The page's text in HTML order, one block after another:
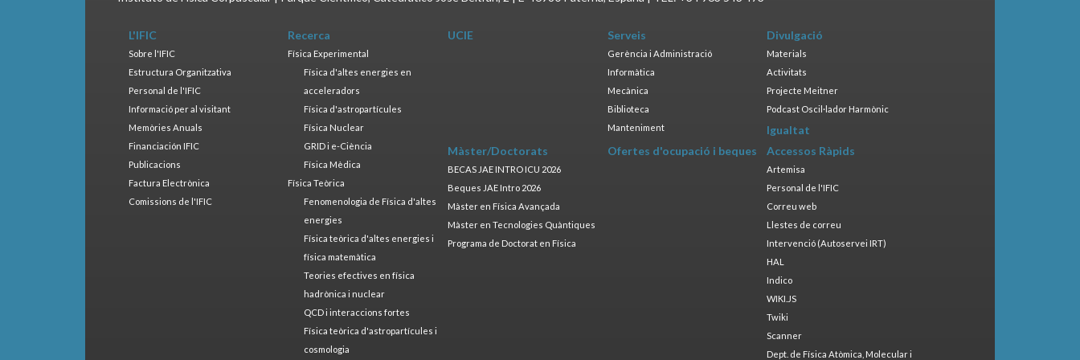
L'IFIC
Sobre l'IFIC
Estructura Organitzativa
Personal de l'IFIC
Informació per al visitant
Memòries Anuals
Financiación IFIC
Publicacions
Factura Electrònica
Comissions de l'IFIC
Recerca
Física Experimental
Física d'altes energies en
acceleradors
Física d'astropartícules
Física Nuclear
GRID i e-Ciència
Física Mèdica
Física Teòrica
Fenomenologia de Física d'altes
energies
Física teòrica d'altes energies i
física matemàtica
Teories efectives en física
hadrònica i nuclear
QCD i interaccions fortes
Física teòrica d'astropartícules i
cosmologia
UCIE Serveis
Gerència i Administració
Informàtica
Mecànica
Biblioteca
Manteniment
Divulgació
Materials
Activitats
Projecte Meitner
Podcast Oscil·lador Harmònic
Igualtat
Màster/Doctorats
BECAS JAE INTRO ICU 2026
Beques JAE Intro 2026
Màster en Física Avançada
Màster en Tecnologies Quàntiques
Programa de Doctorat en Física
Ofertes d'ocupació i beques Accessos Ràpids
Artemisa
Personal de l'IFIC
Correu web
Llestes de correu
Intervenció (Autoservei IRT)
HAL
Indico
WIKI.JS
Twiki
Scanner
Dept. de Física Atòmica, Molecular i